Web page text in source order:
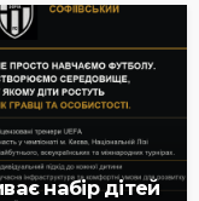
набір дітей